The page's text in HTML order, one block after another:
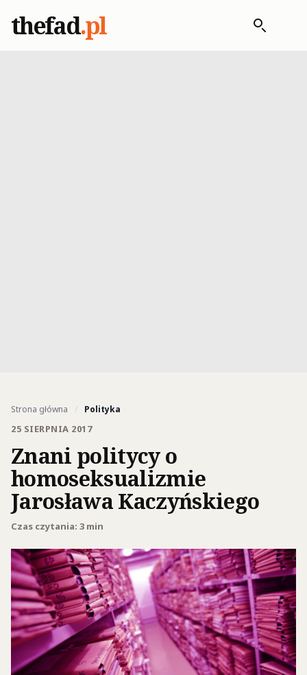
thefad.pl
Strona główna / Polityka
25 SIERPNIA 2017
Znani politycy o
homoseksualizmie
Jarosława Kaczyńskiego
Czas czytania: 3 min